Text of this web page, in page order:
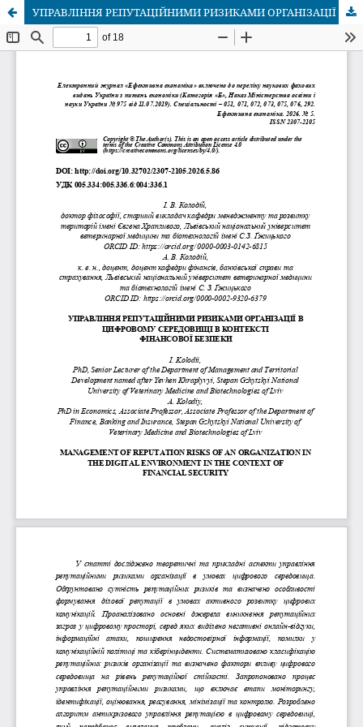
УПРАВЛІННЯ РЕПУТАЦІЙНИМИ РИЗИКАМИ ОРГАНІЗАЦІЇ В ЦИФРОВОМУ СЕРЕДОВИЩІ В КОНТЕКСТІ ФІНАНСОВОЇ БЕЗПЕКИ